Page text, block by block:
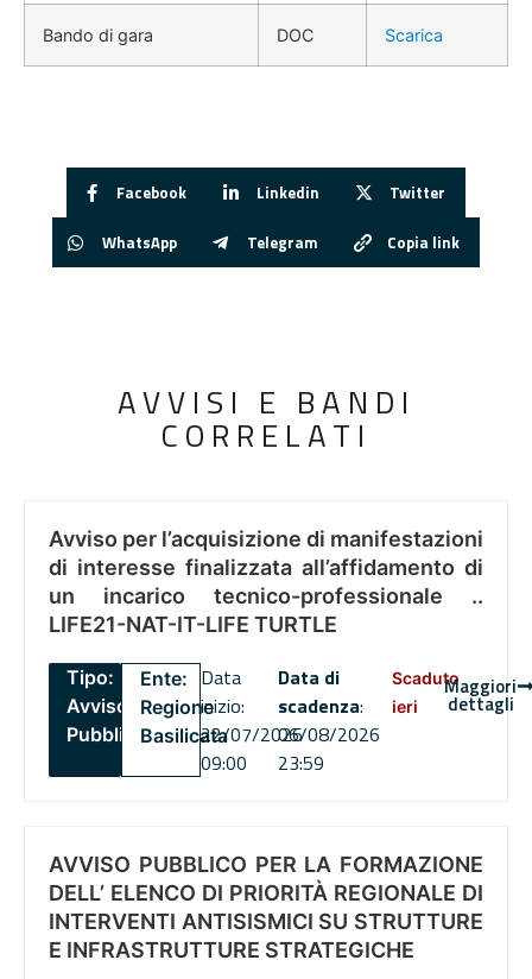
Bando di gara DOC Scarica
Facebook Linkedin Twitter
WhatsApp Telegram Copia link
AVVISI E BANDI
CORRELATI
Avviso per l’acquisizione di manifestazioni
di interesse finalizzata all’affidamento di
un incarico tecnico-professionale ..
LIFE21-NAT-IT-LIFE TURTLE
Tipo:
Avviso
Pubblico
Ente:
Regione
Basilicata
Data
inizio:
22/07/2026
09:00
Data di
scadenza:
06/08/2026
23:59
Scaduto
ieri
Maggiori
dettagli
AVVISO PUBBLICO PER LA FORMAZIONE
DELL’ ELENCO DI PRIORITÀ REGIONALE DI
INTERVENTI ANTISISMICI SU STRUTTURE
E INFRASTRUTTURE STRATEGICHE